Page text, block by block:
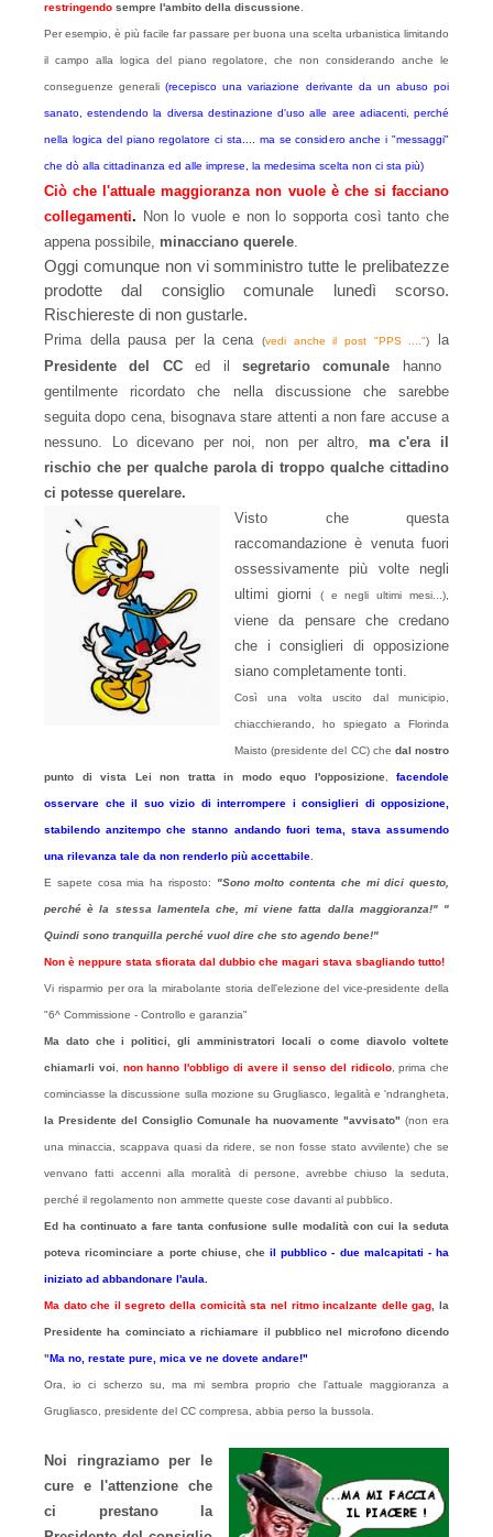
restringendo sempre l'ambito della discussione
Per esempio, è più facile far passare per buona una scelta urbanistica limitando
il campo alla logica del piano regolatore, che non considerando anche le
conseguenze generali(recepisco una variazione derivante da un abuso poi
sanato, estendendo la diversa destinazione d'uso alle aree adiacenti, perché
nella logica del piano regolatore ci sta.... ma se considero anche i "messaggi"
che dò alla cittadinanza ed alle imprese, la medesima scelta non ci sta più)
Ciò che l'attuale maggioranza non vuole è che si facciano
collegamenti. Non lo vuole e non lo sopporta così tanto che
appena possibile, minacciano querele.
Oggi comunque non vi somministro tutte le prelibatezze
prodotte dal consiglio comunale lunedì scorso.
Rischiereste di non gustarle.
Prima della pausa per la cena (vedi anche il post "PPS ....")
la
Presidente del CCed il segretario comunale hanno
gentilmente ricordato che nella discussione che sarebbe
seguita dopo cena, bisognava stare attenti a non fare accuse a
nessuno. Lo dicevano per noi, non per altro, ma c'era il
rischio che per qualche parola di troppo qualche cittadino
ci potesse querelare.
Visto che questa
raccomandazione è venuta fuori
ossessivamente più volte negli
ultimi giorni
( e negli ultimi mesi...),
viene da pensare che credano
che i consiglieri di opposizione
siano completamente tonti.
Così una volta uscito dal municipio,
chiacchierando, ho spiegato a Florinda
Maisto (presidente del CC) che dal nostro
punto di vista Lei non tratta in modo equo l'opposizione, facendole
osservare che il suo vizio di interrompere i consiglieri di opposizione,
stabilendo anzitempo che stanno andando fuori tema, stava assumendo
una rilevanza tale da non renderlo più accettabile
E sapete cosa mia ha risposto: "Sono molto contenta che mi dici questo,
perché è la stessa lamentela che, mi viene fatta dalla maggioranza!" "
Quindi sono tranquilla perché vuol dire che sto agendo bene!"
Non è neppure stata sfiorata dal dubbio che magari stava sbagliando tutto!
Vi risparmio per ora la mirabolante storia dell'elezione del vice-presidente della
"6^ Commissione - Controllo e garanzia"
Ma dato che i politici, gli amministratori locali o come diavolo voltete
chiamarli voi non hanno l'obbligo di avere il senso del ridicolo, prima che
cominciasse la discussione sulla mozione su Grugliasco, legalità e 'ndrangheta,
la Presidente del Consiglio Comunale ha nuovamente "avvisato" (non era
una minaccia, scappava quasi da ridere, se non fosse stato avvilente) che se
venvano fatti accenni alla moralità di persone, avrebbe chiuso la seduta,
perché il regolamento non ammette queste cose davanti al pubblico.
Ed ha continuato a fare tanta confusione sulle modalità con cui la seduta
poteva ricominciare a porte chiuse, che il pubblico - due malcapitati - ha
iniziato ad abbandonare l'aula.
Ma dato che il segreto della comicità sta nel ritmo incalzante delle gag , la
Presidente ha cominciato a richiamare il pubblico nel microfono dicendo
"Ma no, restate pure, mica ve ne dovete andare!"
Ora, io ci scherzo su, ma mi sembra proprio che l'attuale maggioranza a
Grugliasco , presidente del CC compresa, abbia perso la bussola.
Noi ringraziamo per le
cure e l'attenzione che
ci prestano la